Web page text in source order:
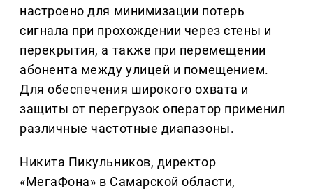
настроено для минимизации потерь
сигнала при прохождении через стены и
перекрытия, а также при перемещении
абонента между улицей и помещением.
Для обеспечения широкого охвата и
защиты от перегрузок оператор применил
различные частотные диапазоны.
Никита Пикульников, директор
«МегаФона» в Самарской области,